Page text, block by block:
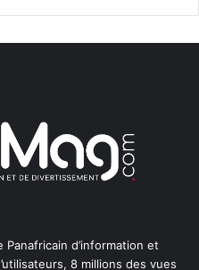
d’information et
8 millions des vues